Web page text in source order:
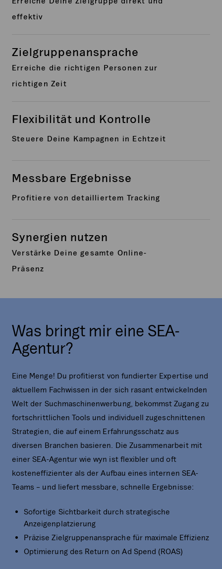
effektiv
Zielgruppenansprache
Erreiche die richtigen Personen zur
richtigen Zeit
Flexibilität und Kontrolle
Steuere Deine Kampagnen in Echtzeit
Messbare Ergebnisse
Profitiere von detailliertem Tracking
Synergien nutzen
Verstärke Deine gesamte Online-
Präsenz
Was bringt mir eine SEA-
Agentur?
Eine Menge! Du profitierst von fundierter Expertise und
aktuellem Fachwissen in der sich rasant entwickelnden
Welt der Suchmaschinenwerbung, bekommst Zugang zu
fortschrittlichen Tools und individuell zugeschnittenen
Strategien, die auf einem Erfahrungsschatz aus
diversen Branchen basieren. Die Zusammenarbeit mit
einer SEA-Agentur wie wyn ist flexibler und oft
kosteneffizienter als der Aufbau eines internen SEA-
Teams – und liefert messbare, schnelle Ergebnisse:
Sofortige Sichtbarkeit durch strategische
Anzeigenplatzierung
Präzise Zielgruppenansprache für maximale Effizienz
Optimierung des Return on Ad Spend (ROAS)